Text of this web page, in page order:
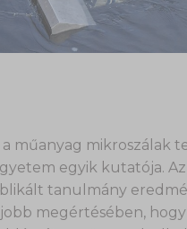
műanyag mikroszálak
egyik kutatója.
tanulmány
megértésében,